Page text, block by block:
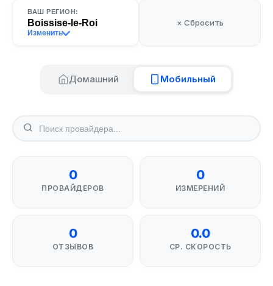
ВАШ РЕГИОН:
Boissise-le-Roi
Изменить
× Сбросить
Домашний Мобильный
0
ПРОВАЙДЕРОВ
0
ИЗМЕРЕНИЙ
0
ОТЗЫВОВ
0.0
СР. СКОРОСТЬ